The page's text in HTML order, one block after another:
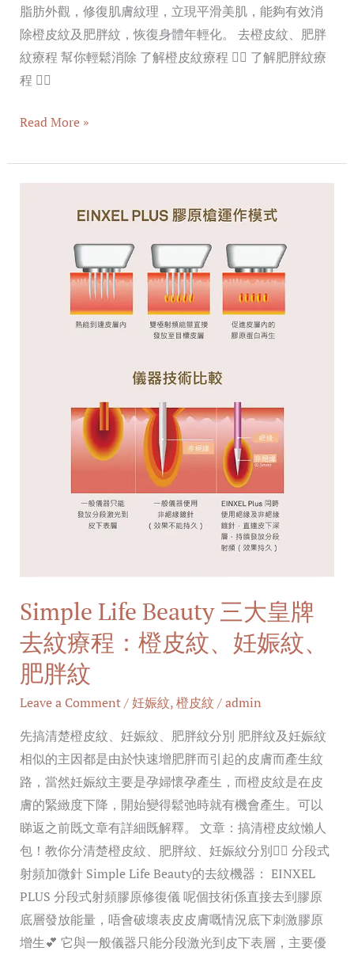
脂肪外觀，修復肌膚紋理，立現平滑美肌，能夠有效消
除橙皮紋及肥胖紋，恢復身體年輕化。 去橙皮紋、肥胖
紋療程 幫你輕鬆消除 了解橙皮紋療程 👈🏻 了解肥胖紋療
程 👈🏻
Read More »
Simple Life Beauty 三大皇牌
去紋療程：橙皮紋、妊娠紋、
肥胖紋
Leave a Comment/妊娠紋,橙皮紋/admin
先搞清楚橙皮紋、妊娠紋、肥胖紋分別 肥胖紋及妊娠紋
相似的主因都是由於快速增肥胖而引起的皮膚而產生紋
路，當然妊娠紋主要是孕婦懷孕產生，而橙皮紋是在皮
膚的緊緻度下降，開始變得鬆弛時就有機會產生。可以
睇返之前既文章有詳細既解釋。 文章：搞清橙皮紋懶人
包！教你分清楚橙皮紋、肥胖紋、妊娠紋分別👈🏻 分段式
射頻加微針 Simple Life Beauty的去紋機器： EINXEL
PLUS 分段式射頻膠原修復儀 呢個技術係直接去到膠原
底層發放能量，唔會破壞表皮皮膚嘅情況底下刺激膠原
增生💕 它與一般儀器只能分段激光到皮下表層，主要優
胖
紋